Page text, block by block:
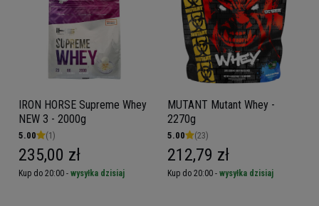
IRON HORSE Supreme Whey
NEW 3 - 2000g
5.00 (1)
235,00 zł
Kup do 20:00 - wysyłka dzisiaj
MUTANT Mutant Whey -
2270g
5.00 (23)
212,79 zł
Kup do 20:00 - wysyłka dzisiaj